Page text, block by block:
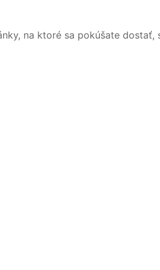
na ktoré sa pokúšate dostať,